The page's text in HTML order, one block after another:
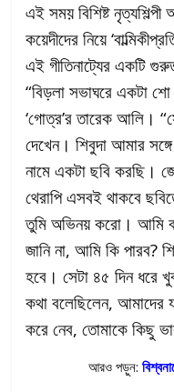
এই সময় বিশিষ্ট
কয়েদীদের নিয়ে
এই গীতিনাট্যের একটি
“বিড়লা সভাঘরে একটা
‘গোত্র’র তারেক আলি।
দেখেন। শিবুদা আমার
নামে একটা ছবি করছি।
থেরাপি এসবই থাকবে
তুমি অভিনয় করো। আমি
জানি না, আমি কি পারব?
হবে। সেটা ৪৫ দিন ধরে
কথা বলেছিলেন, আমাদের
করে নেব, তোমাকে কিছু
আরও পড়ুন: